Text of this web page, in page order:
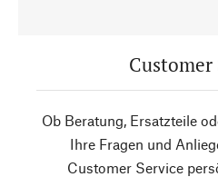
Customer
Ob Beratung, Ersatzteile
Ihre Fragen und
Customer Service